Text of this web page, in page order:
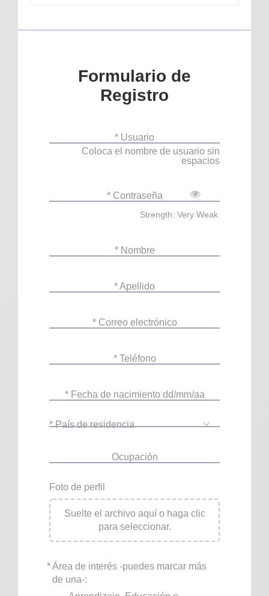
Formulario de
Registro
* Usuario
Coloca el nombre de usuario sin
espacios
* Contraseña
Strength: Very Weak
* Nombre
* Apellido
* Correo electrónico
* Teléfono
* Fecha de nacimiento dd/mm/aa
* País de residencia
Ocupación
Foto de perfil
Suelte el archivo aquí o haga clic
para seleccionar.
*Área de interés -puedes marcar más
de una-: